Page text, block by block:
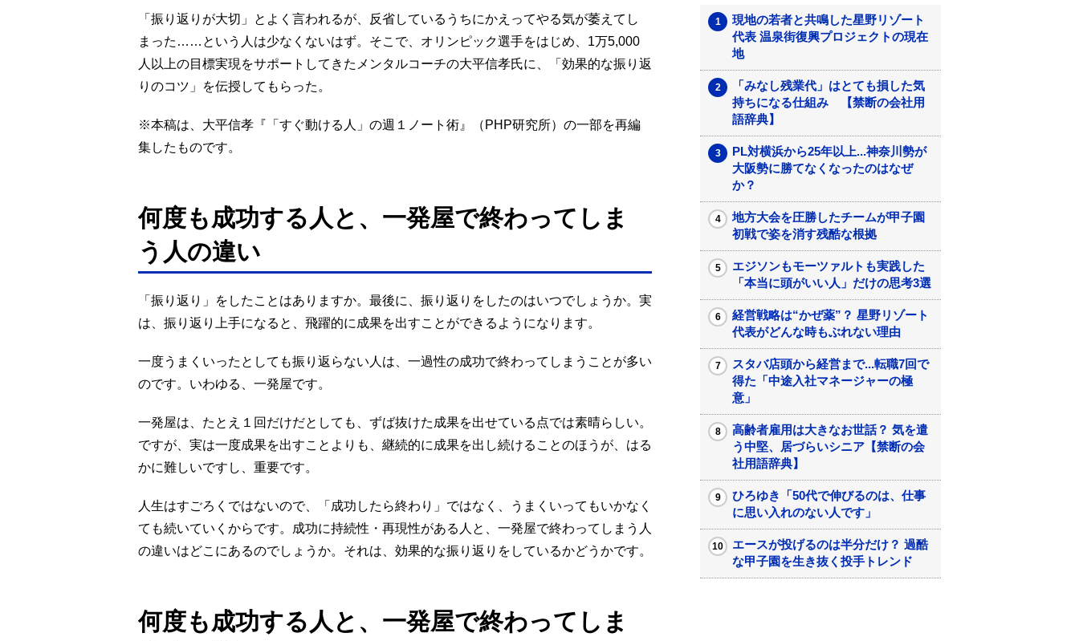
「振り返りが大切」とよく言われるが、反省しているうちにかえってやる気が萎えてし
まった……という人は少なくないはず。そこで、オリンピック選手をはじめ、1万5,000
人以上の目標実現をサポートしてきたメンタルコーチの大平信孝氏に、「効果的な振り返
りのコツ」を伝授してもらった。
※本稿は、大平信孝『「すぐ動ける人」の週１ノート術』（PHP研究所）の一部を再編
集したものです。
何度も成功する人と、一発屋で終わってしま
う人の違い
「振り返り」をしたことはありますか。最後に、振り返りをしたのはいつでしょうか。実
は、振り返り上手になると、飛躍的に成果を出すことができるようになります。
一度うまくいったとしても振り返らない人は、一過性の成功で終わってしまうことが多い
のです。いわゆる、一発屋です。
一発屋は、たとえ１回だけだとしても、ずば抜けた成果を出せている点では素晴らしい。
ですが、実は一度成果を出すことよりも、継続的に成果を出し続けることのほうが、はる
かに難しいですし、重要です。
人生はすごろくではないので、「成功したら終わり」ではなく、うまくいってもいかなく
ても続いていくからです。成功に持続性・再現性がある人と、一発屋で終わってしまう人
の違いはどこにあるのでしょうか。それは、効果的な振り返りをしているかどうかです。
何度も成功する人と、一発屋で終わってしま
現地の若者と共鳴した星野リゾート
代表 温泉街復興プロジェクトの現在
地
「みなし残業代」はとても損した気
持ちになる仕組み 【禁断の会社用
語辞典】
PL対横浜から25年以上...神奈川勢が
大阪勢に勝てなくなったのはなぜ
か？
地方大会を圧勝したチームが甲子園
初戦で姿を消す残酷な根拠
エジソンもモーツァルトも実践した
「本当に頭がいい人」だけの思考3選
経営戦略は“かぜ薬”？ 星野リゾート
代表がどんな時もぶれない理由
スタバ店頭から経営まで...転職7回で
得た「中途入社マネージャーの極
意」
高齢者雇用は大きなお世話？ 気を遣
う中堅、居づらいシニア【禁断の会
社用語辞典】
ひろゆき「50代で伸びるのは、仕事
に思い入れのない人です」
エースが投げるのは半分だけ？ 過酷
な甲子園を生き抜く投手トレンド